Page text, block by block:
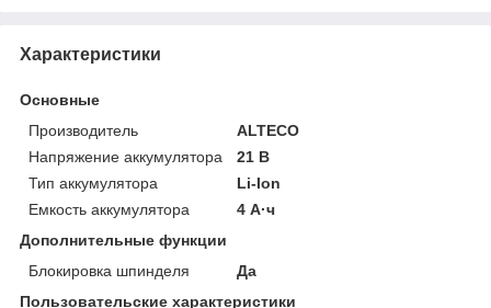
Характеристики
Основные
Производитель
ALTECO
Напряжение аккумулятора
21 В
Тип аккумулятора
Li-Ion
Емкость аккумулятора
4 А·ч
Дополнительные функции
Блокировка шпинделя
Да
Пользовательские характеристики